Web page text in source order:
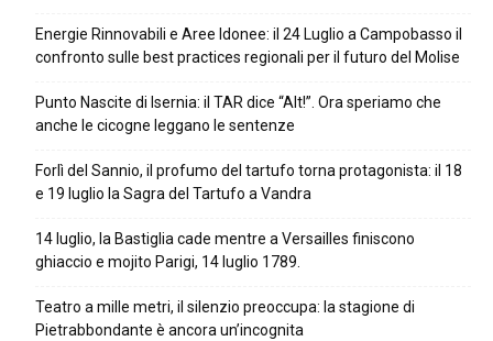
Energie Rinnovabili e Aree Idonee: il 24 Luglio a Campobasso il
confronto sulle best practices regionali per il futuro del Molise
Punto Nascite di Isernia: il TAR dice “Alt!”. Ora speriamo che
anche le cicogne leggano le sentenze
Forlì del Sannio, il profumo del tartufo torna protagonista: il 18
e 19 luglio la Sagra del Tartufo a Vandra
14 luglio, la Bastiglia cade mentre a Versailles finiscono
ghiaccio e mojito Parigi, 14 luglio 1789.
Teatro a mille metri, il silenzio preoccupa: la stagione di
Pietrabbondante è ancora un’incognita